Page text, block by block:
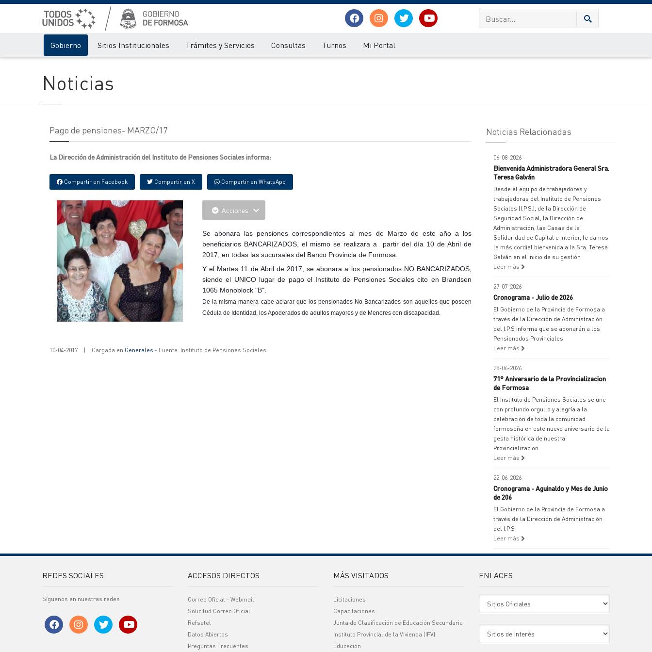
Gobierno Sitios Institucionales Trámites y Servicios Consultas Turnos Mi Portal
Noticias
Pago de pensiones- MARZO/17
La Dirección de Administración del Instituto de Pensiones Sociales informa:
Compartir en Facebook Compartir en X Compartir en WhatsApp
Acciones
Se abonara las pensiones correspondientes al mes de Marzo de este año a los
beneficiarios BANCARIZADOS, el mismo se realizara a partir del día 10 de Abril de
2017, en todas las sucursales del Banco Provincia de Formosa.
Y el Martes 11 de Abril de 2017, se abonara a los pensionados NO BANCARIZADOS,
siendo el UNICO lugar de pago el Instituto de Pensiones Sociales cito en Brandsen
1065 Monoblock "B".
De la misma manera cabe aclarar que los pensionados No Bancarizados son aquellos que poseen
Cédula de Identidad, los Apoderados de adultos mayores y de Menores con discapacidad.
10-04-2017 | Cargada en Generales - Fuente: Instituto de Pensiones Sociales
Noticias Relacionadas
06-08-2026
Bienvenida Administradora General Sra.
Teresa Galván
Desde el equipo de trabajadores y
trabajadoras del Instituto de Pensiones
Sociales (I.P.S.), de la Dirección de
Seguridad Social, la Dirección de
Administración, las Casas de la
Solidaridad de Capital e Interior, le damos
la más cordial bienvenida a la Sra. Teresa
Galván en el inicio de su gestión
Leer más
27-07-2026
Cronograma - Julio de 2026
El Gobierno de la Provincia de Formosa a
través de la Dirección de Administración
del I.P.S informa que se abonarán a los
Pensionados Provinciales
Leer más
28-06-2026
71° Aniversario de la Provincializacion
de Formosa
El Instituto de Pensiones Sociales se une
con profundo orgullo y alegría a la
celebración de toda la comunidad
formoseña en este nuevo aniversario de la
gesta histórica de nuestra
Provincializacion.
Leer más
22-06-2026
Cronograma - Aguinaldo y Mes de Junio
de 206
El Gobierno de la Provincia de Formosa a
través de la Dirección de Administración
del I.P.S
Leer más
REDES SOCIALES
Síguenos en nuestras redes
ACCESOS DIRECTOS
Correo Oficial - Webmail
Solicitud Correo Oficial
Refsatel
Datos Abiertos
Preguntas Frecuentes
MÁS VISITADOS
Licitaciones
Capacitaciones
Junta de Clasificación de Educación Secundaria
Instituto Provincial de la Vivienda (IPV)
Educación
ENLACES